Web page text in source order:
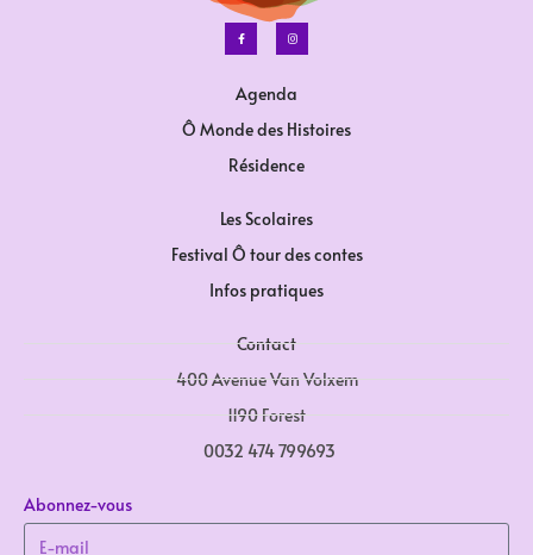
Agenda
Ô Monde des Histoires
Résidence
Les Scolaires
Festival Ô tour des contes
Infos pratiques
Contact
400 Avenue Van Volxem
1190 Forest
0032 474 799693
Abonnez-vous